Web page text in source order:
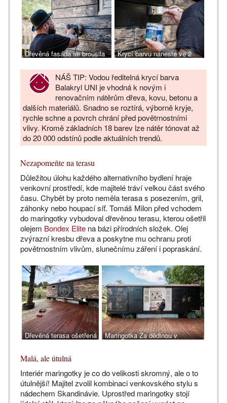
Dřevěná fasáda se brousila
www.balakryl.cz
Krycí barvu naneste ve 2
NÁŠ TIP: Vodou ředitelná krycí barva
Balakryl UNI je vhodná k novým i
renovačním nátěrům dřeva, kovu, betonu a
dalších materiálů. Snadno se roztírá, výborně kryje,
rychle schne a povrch chrání před povětrnostními
vlivy. Kromě základních 18 barev lze nátěr tónovat až
do 20 000 odstínů podle aktuálních trendů.
Nezapomeňte na terasu
Důležitou úlohu každého alternativního bydlení hraje
venkovní prostředí, kde majitelé tráví velkou část svého
času. Chybět by proto neměla terasa s posezením, gril,
záhonky nebo houpací síť. Tomáš Milon před vchodem
do maringotky vybudoval dřevěnou terasu, kterou ošetřil
olejem Bondex Elite na bázi přírodních složek. Olej
zvýrazní kresbu dřeva a poskytne mu ochranu proti
povětrnostním vlivům, slunečnímu záření i popraskání.
Dřevěná terasa ošetřená
www.balakryl.cz
Maringotka Za dědinou v
Malá, ale útulná
Interiér maringotky je co do velikosti skromný, ale o to
útulnější! Majitel zvolil kombinaci venkovského stylu s
nádechem Skandinávie. Uprostřed maringotky stojí